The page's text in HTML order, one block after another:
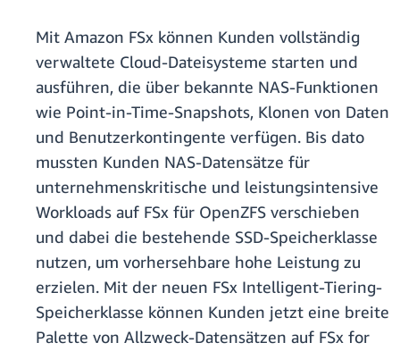
Mit Amazon FSx können Kunden vollständig
verwaltete Cloud-Dateisysteme starten und
ausführen, die über bekannte NAS-Funktionen
wie Point-in-Time-Snapshots, Klonen von Daten
und Benutzerkontingente verfügen. Bis dato
mussten Kunden NAS-Datensätze für
unternehmenskritische und leistungsintensive
Workloads auf FSx für OpenZFS verschieben
und dabei die bestehende SSD-Speicherklasse
nutzen, um vorhersehbare hohe Leistung zu
erzielen. Mit der neuen FSx Intelligent-Tiering-
Speicherklasse können Kunden jetzt eine breite
Palette von Allzweck-Datensätzen auf FSx for